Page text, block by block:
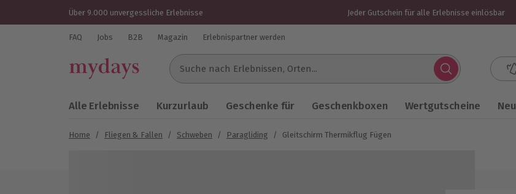
Über 9.000 unvergessliche Erlebnisse Jeder Gutschein für alle Erlebnisse einlösbar
FAQ Jobs B2B Magazin Erlebnispartner werden
Suche nach Erlebnissen...
Alle Erlebnisse Kurzurlaub Geschenke für Geschenkboxen Wertgutscheine Neu
Home / Fliegen & Fallen / Schweben / Paragliding / Gleitschirm Thermikflug Fügen